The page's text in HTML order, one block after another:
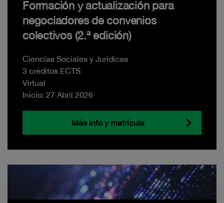
Formación y actualización para
negociadores de convenios
colectivos (2.ª edición)
Ciencias Sociales y Jurídicas
3 créditos ECTS
Virtual
Inicio: 27 Abril 2026
Más info y matrícula